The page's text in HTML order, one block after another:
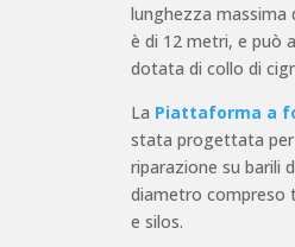
lunghezza massima
è di 12 metri, e può
dotata di collo di
La Piattaforma a
stata progettata per
riparazione su barili
diametro compreso
e silos.